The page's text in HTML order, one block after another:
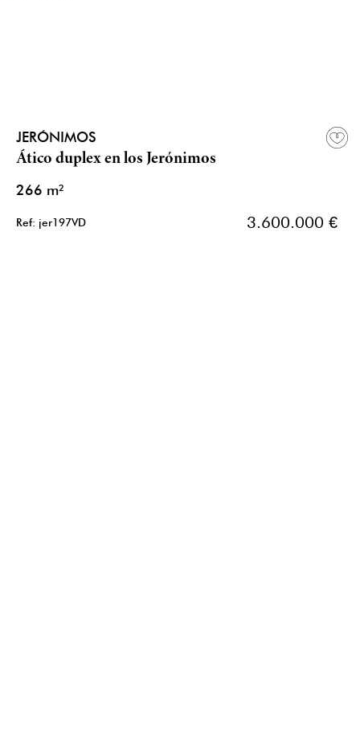
JERÓNIMOS
Ático duplex en los Jerónimos
266 m²
Ref: jer197VD 3.600.000 €